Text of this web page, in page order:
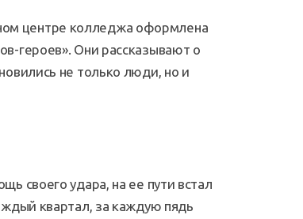
центре колледжа оформлена
героев». Они рассказывают о
не только люди, но и
своего удара, на ее пути встал
квартал, за каждую пядь